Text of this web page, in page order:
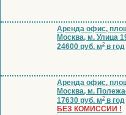
Аренда офис,
Москва, м. Улица
24600 руб. м2 в год
Аренда офис,
Москва, м.
17630 руб. м2 в год
БЕЗ КОМИССИИ !